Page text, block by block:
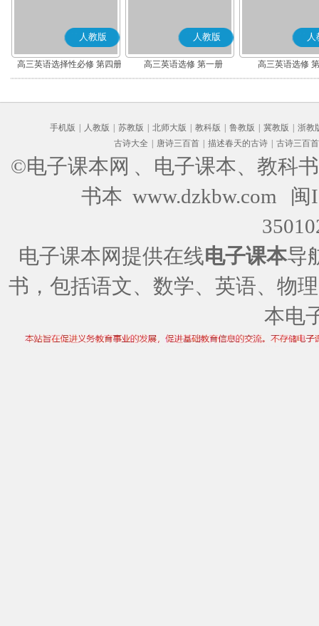
人教版
高三英语选择性必修 第四册
人教版
高三英语选修 第一册
人
高三英语选修
手机版 人教版 苏教版 北师大版 教科版 鲁教版 冀教版
浙教
古诗大全
唐诗三百首 描述春天的古诗 古诗三百首
©电子课本网 、电子课本、教科
书本 www.dzkbw.com
闽
电子课本网提供在线电子课本导
书，包括语文、数学、英语、物
本电